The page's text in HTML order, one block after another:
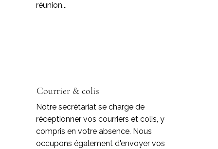
réunion...
Courrier & colis
Notre secrétariat se charge de
réceptionner vos courriers et colis, y
compris en votre absence. Nous
occupons également d'envoyer vos